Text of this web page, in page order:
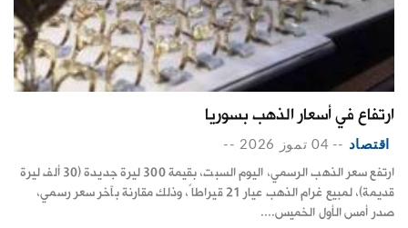
ارتفاع في أسعار الذهب بسوريا
اقتصاد -- 04 تموز 2026 --
ارتفع سعر الذهب الرسمي، اليوم السبت، بقيمة 300 ليرة جديدة (30 ألف ليرة
قديمة)، لمبيع غرام الذهب عيار 21 قيراطاً، وذلك مقارنة بآخر سعر رسمي،
صدر أمس الأول الخميس....